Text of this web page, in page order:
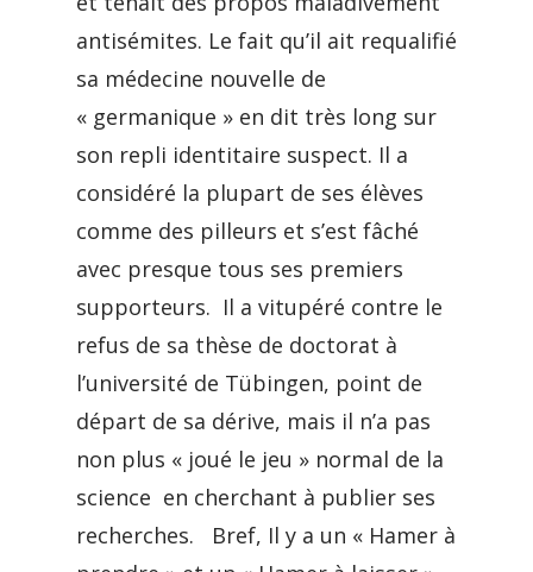
antisémites. Le fait qu’il ait requalifié
sa médecine nouvelle de
« germanique » en dit très long sur
son repli identitaire suspect. Il a
considéré la plupart de ses élèves
comme des pilleurs et s’est fâché
avec presque tous ses premiers
supporteurs. Il a vitupéré contre le
refus de sa thèse de doctorat à
l’université de Tübingen, point de
départ de sa dérive, mais il n’a pas
non plus « joué le jeu » normal de la
science en cherchant à publier ses
recherches. Bref, Il y a un « Hamer à